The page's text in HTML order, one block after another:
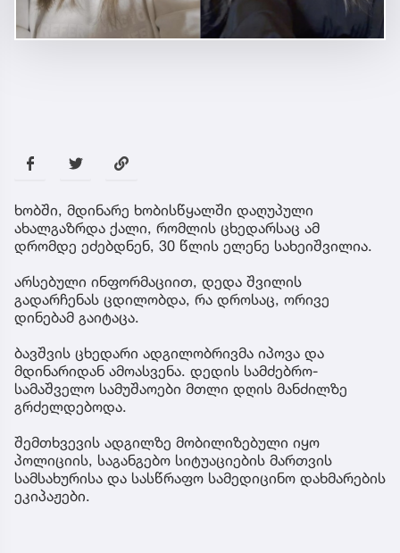
ხობში, მდინარე ხობისწყალში დაღუპული
ახალგაზრდა ქალი, რომლის ცხედარსაც ამ
დრომდე ეძებდნენ, 30 წლის ელენე სახეიშვილია.
არსებული ინფორმაციით, დედა შვილის
გადარჩენას ცდილობდა, რა დროსაც, ორივე
დინებამ გაიტაცა.
ბავშვის ცხედარი ადგილობრივმა იპოვა და
მდინარიდან ამოასვენა. დედის სამძებრო-
სამაშველო სამუშაოები მთლი დღის მანძილზე
გრძელდებოდა.
შემთხვევის ადგილზე მობილიზებული იყო
პოლიციის, საგანგებო სიტუაციების მართვის
სამსახურისა და სასწრაფო სამედიცინო დახმარების
ეკიპაჟები.